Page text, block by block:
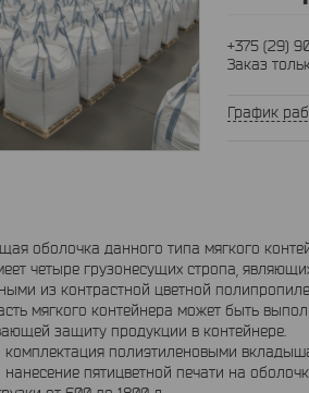
+375 (29)
Заказ
График
оболочка данного типа мягкого
четыре грузонесущих стропа,
из контрастной цветной
мягкого контейнера может быть
защиту продукции в контейнере.
полиэтиленовыми
пятицветной печати на